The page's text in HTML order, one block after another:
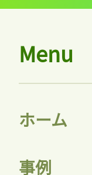
Menu
ホーム
事例